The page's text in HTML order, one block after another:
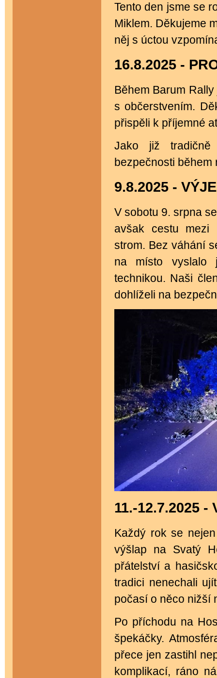
Tento den jsme se
Miklem. Děkujeme
něj s úctou
16.8.2025 -
Během Barum
s občerstvením.
přispěli k příjemné
Jako již
bezpečnosti
9.8.2025 -
V sobotu 9. srpna
avšak cestu mezi
strom. Bez váhání
na místo vyslalo
technikou. Naši
dohlíželi na
11.-12.7.2025 -
Každý rok se
výšlap na Svatý
přátelství a
tradici nenechali
počasí o něco nižší
Po příchodu na
špekáčky.
přece jen zastihl
komplikací, ráno